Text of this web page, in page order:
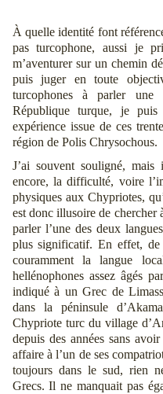
À quelle identité font
pas turcophone, aussi je
m’aventurer sur un chemin
puis juger en toute
turcophones à parler
République turque, je
expérience issue de ces
région de Polis Chrysochous.
J’ai souvent souligné,
encore, la difficulté, voire
physiques aux Chypriotes,
est donc illusoire de chercher
parler l’une des deux
plus significatif. En effet, de
couramment la langue
hellénophones assez âgés
indiqué à un Grec de
dans la péninsule
Chypriote turc du village
depuis des années sans
affaire à l’un de ses
toujours dans le sud, rien
Grecs. Il ne manquait pas